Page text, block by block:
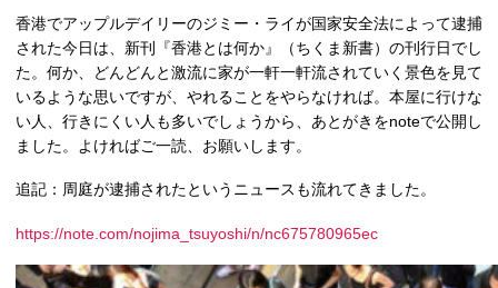
香港でアップルデイリーのジミー・ライが国家安全法によって逮捕
された今日は、新刊『香港とは何か』（ちくま新書）の刊行日でし
た。何か、どんどんと激流に家が一軒一軒流されていく景色を見て
いるような思いですが、やれることをやらなければ。本屋に行けな
い人、行きにくい人も多いでしょうから、あとがきをnoteで公開し
ました。よければご一読、お願いします。
追記：周庭が逮捕されたというニュースも流れてきました。
https://note.com/nojima_tsuyoshi/n/nc675780965ec